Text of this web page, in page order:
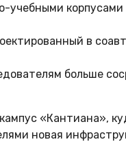
учебными
в
больше
«Кантиана»,
новая